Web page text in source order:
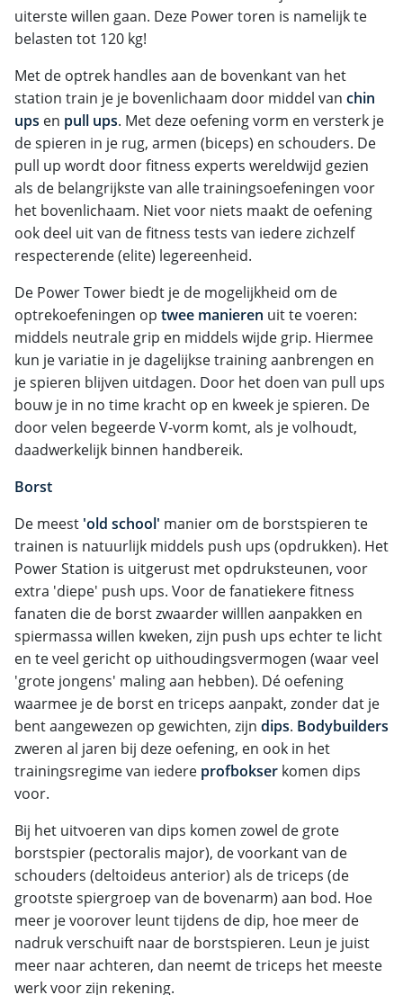
uiterste willen gaan. Deze Power toren is namelijk te
belasten tot 120 kg!
Met de optrek handles aan de bovenkant van het
station train je je bovenlichaam door middel van chin
ups en pull ups. Met deze oefening vorm en versterk je
de spieren in je rug, armen (biceps) en schouders. De
pull up wordt door fitness experts wereldwijd gezien
als de belangrijkste van alle trainingsoefeningen voor
het bovenlichaam. Niet voor niets maakt de oefening
ook deel uit van de fitness tests van iedere zichzelf
respecterende (elite) legereenheid.
De Power Tower biedt je de mogelijkheid om de
optrekoefeningen op twee manieren uit te voeren:
middels neutrale grip en middels wijde grip. Hiermee
kun je variatie in je dagelijkse training aanbrengen en
je spieren blijven uitdagen. Door het doen van pull ups
bouw je in no time kracht op en kweek je spieren. De
door velen begeerde V-vorm komt, als je volhoudt,
daadwerkelijk binnen handbereik.
Borst
De meest 'old school' manier om de borstspieren te
trainen is natuurlijk middels push ups (opdrukken). Het
Power Station is uitgerust met opdruksteunen, voor
extra 'diepe' push ups. Voor de fanatiekere fitness
fanaten die de borst zwaarder willlen aanpakken en
spiermassa willen kweken, zijn push ups echter te licht
en te veel gericht op uithoudingsvermogen (waar veel
'grote jongens' maling aan hebben). Dé oefening
waarmee je de borst en triceps aanpakt, zonder dat je
bent aangewezen op gewichten, zijn dips. Bodybuilders
zweren al jaren bij deze oefening, en ook in het
trainingsregime van iedere profbokser komen dips
voor.
Bij het uitvoeren van dips komen zowel de grote
borstspier (pectoralis major), de voorkant van de
schouders (deltoideus anterior) als de triceps (de
grootste spiergroep van de bovenarm) aan bod. Hoe
meer je voorover leunt tijdens de dip, hoe meer de
nadruk verschuift naar de borstspieren. Leun je juist
meer naar achteren, dan neemt de triceps het meeste
werk voor zijn rekening.